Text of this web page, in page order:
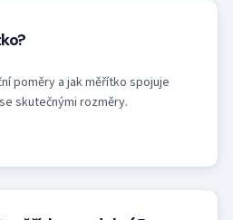
poměry a jak měřítko spojuje
skutečnými rozměry.